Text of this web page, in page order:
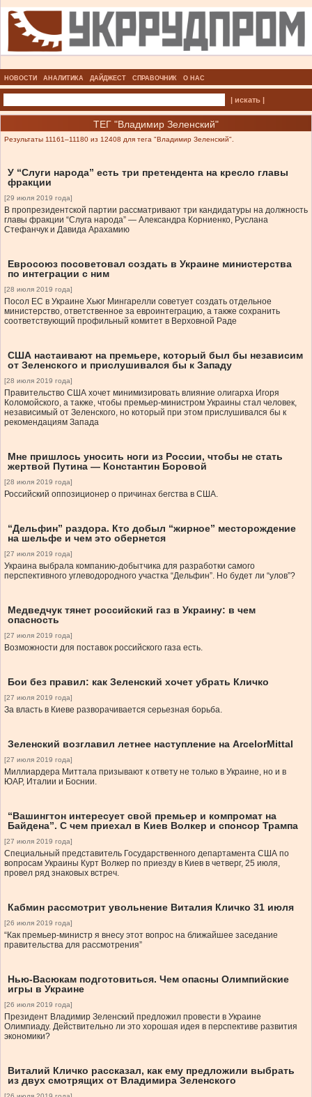
НОВОСТИ АНАЛИТИКА ДАЙДЖЕСТ СПРАВОЧНИК О НАС
| искать |
ТЕГ "Владимир Зеленский"
Результаты 11161–11180 из 12408 для тега "Владимир Зеленский".
У “Слуги народа” есть три претендента на кресло главы
фракции
[29 июля 2019 года]
В пропрезидентской партии рассматривают три кандидатуры на должность
главы фракции “Слуга народа” — Александра Корниенко, Руслана
Стефанчук и Давида Арахамию
Евросоюз посоветовал создать в Украине министерства
по интеграции с ним
[28 июля 2019 года]
Посол ЕС в Украине Хьюг Мингарелли советует создать отдельное
министерство, ответственное за евроинтеграцию, а также сохранить
соответствующий профильный комитет в Верховной Раде
США настаивают на премьере, который был бы независим
от Зеленского и прислушивался бы к Западу
[28 июля 2019 года]
Правительство США хочет минимизировать влияние олигарха Игоря
Коломойского, а также, чтобы премьер-министром Украины стал человек,
независимый от Зеленского, но который при этом прислушивался бы к
рекомендациям Запада
Мне пришлось уносить ноги из России, чтобы не стать
жертвой Путина — Константин Боровой
[28 июля 2019 года]
Российский оппозиционер о причинах бегства в США.
“Дельфин” раздора. Кто добыл “жирное” месторождение
на шельфе и чем это обернется
[27 июля 2019 года]
Украина выбрала компанию-добытчика для разработки самого
перспективного углеводородного участка “Дельфин”. Но будет ли “улов”?
Медведчук тянет российский газ в Украину: в чем
опасность
[27 июля 2019 года]
Возможности для поставок российского газа есть.
Бои без правил: как Зеленский хочет убрать Кличко
[27 июля 2019 года]
За власть в Киеве разворачивается серьезная борьба.
Зеленский возглавил летнее наступление на ArcelorMittal
[27 июля 2019 года]
Миллиардера Миттала призывают к ответу не только в Украине, но и в
ЮАР, Италии и Боснии.
“Вашингтон интересует свой премьер и компромат на
Байдена”. С чем приехал в Киев Волкер и спонсор Трампа
[27 июля 2019 года]
Специальный представитель Государственного департамента США по
вопросам Украины Курт Волкер по приезду в Киев в четверг, 25 июля,
провел ряд знаковых встреч.
Кабмин рассмотрит увольнение Виталия Кличко 31 июля
[26 июля 2019 года]
“Как премьер-министр я внесу этот вопрос на ближайшее заседание
правительства для рассмотрения”
Нью-Васюкам подготовиться. Чем опасны Олимпийские
игры в Украине
[26 июля 2019 года]
Президент Владимир Зеленский предложил провести в Украине
Олимпиаду. Действительно ли это хорошая идея в перспективе развития
экономики?
Виталий Кличко рассказал, как ему предложили выбрать
из двух смотрящих от Владимира Зеленского